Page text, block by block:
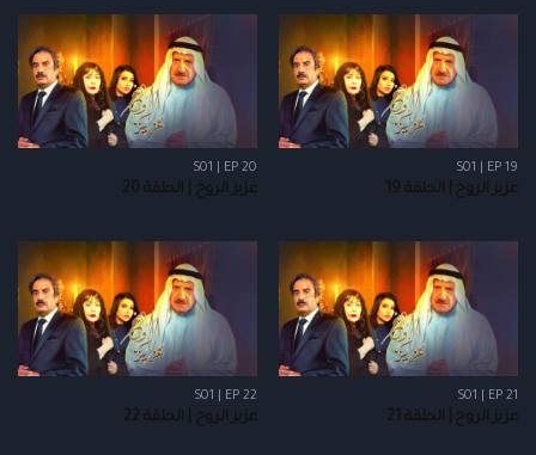
S01 | EP 19
عزيز الروح | الحلقة 19
S01 | EP 20
عزيز الروح | الحلقة 20
S01 | EP 21
عزيز الروح | الحلقة 21
S01 | EP 22
عزيز الروح | الحلقة 22